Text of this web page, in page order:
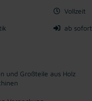
Vollzeit
ab sofort
und Großteile aus Holz